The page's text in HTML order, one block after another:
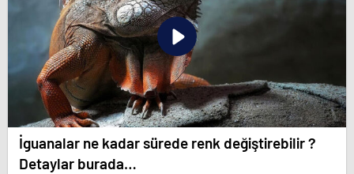
İguanalar ne kadar sürede renk değiştirebilir ?
Detaylar burada…